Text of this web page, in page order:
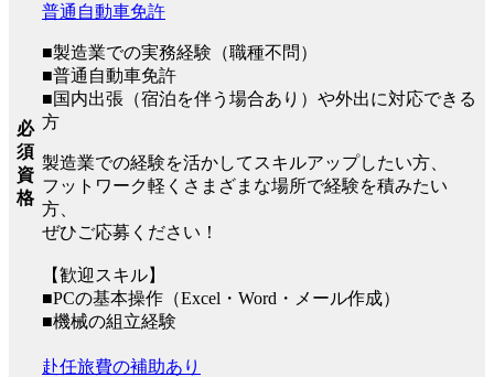
必
須
資
格
普通自動車免許
■製造業での実務経験（職種不問）
■普通自動車免許
■国内出張（宿泊を伴う場合あり）や外出に対応できる
方
製造業での経験を活かしてスキルアップしたい方、
フットワーク軽くさまざまな場所で経験を積みたい
方、
ぜひご応募ください！
【歓迎スキル】
■PCの基本操作（Excel・Word・メール作成）
■機械の組立経験
赴任旅費の補助あり